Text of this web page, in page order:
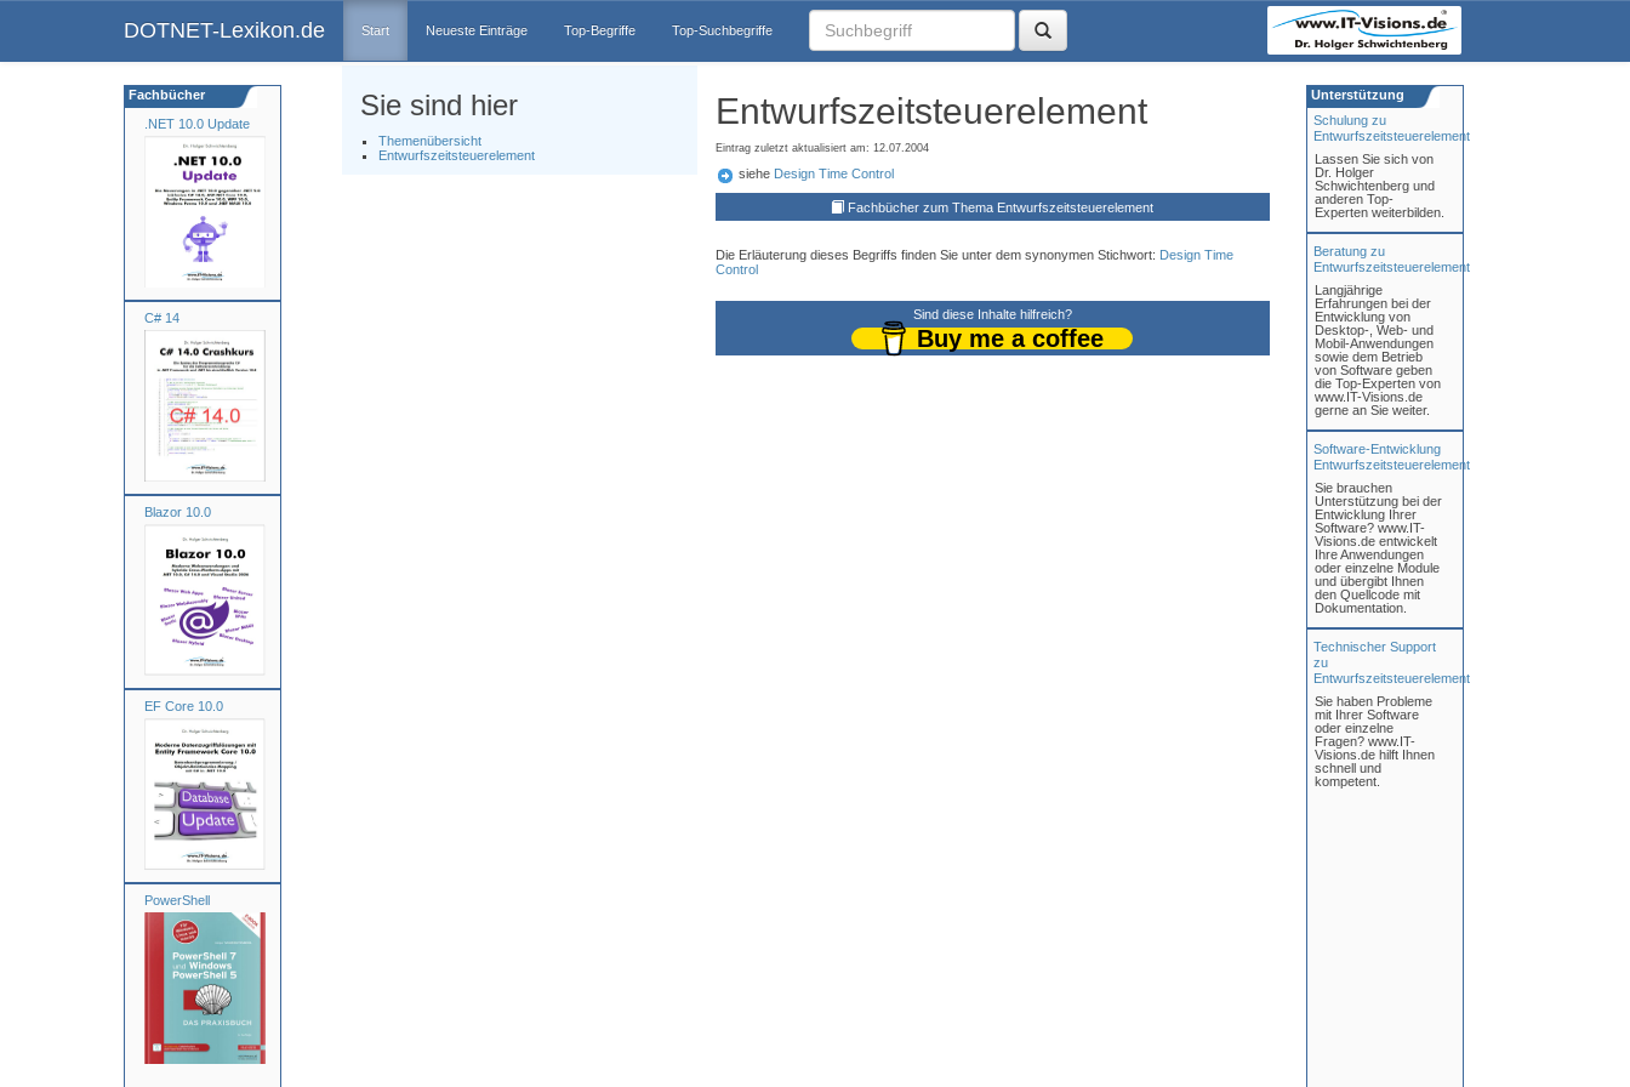
DOTNET-Lexikon.de Start Neueste Einträge Top-Begriffe Top-Suchbegriffe
.NET 10.0 Update
C# 14
Blazor 10.0
EF Core 10.0
PowerShell
Fachbücher Sie sind hier
Themenübersicht
Entwurfszeitsteuerelement
Entwurfszeitsteuerelement
Eintrag zuletzt aktualisiert am: 12.07.2004
siehe Design Time Control
Fachbücher zum Thema Entwurfszeitsteuerelement
Die Erläuterung dieses Begriffs finden Sie unter dem synonymen Stichwort: Design Time
Control
Sind diese Inhalte hilfreich?
Buy me a coffee
Schulung zu
Entwurfszeitsteuerelement
Lassen Sie sich von
Dr. Holger
Schwichtenberg und
anderen Top-
Experten weiterbilden.
Beratung zu
Entwurfszeitsteuerelement
Langjährige
Erfahrungen bei der
Entwicklung von
Desktop-, Web- und
Mobil-Anwendungen
sowie dem Betrieb
von Software geben
die Top-Experten von
www.IT-Visions.de
gerne an Sie weiter.
Software-Entwicklung
Entwurfszeitsteuerelement
Sie brauchen
Unterstützung bei der
Entwicklung Ihrer
Software? www.IT-
Visions.de entwickelt
Ihre Anwendungen
oder einzelne Module
und übergibt Ihnen
den Quellcode mit
Dokumentation.
Technischer Support
zu
Entwurfszeitsteuerelement
Sie haben Probleme
mit Ihrer Software
oder einzelne
Fragen? www.IT-
Visions.de hilft Ihnen
schnell und
kompetent.
Unterstützung